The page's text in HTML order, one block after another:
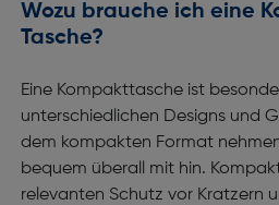
Wozu brauche ich eine
Tasche?
Eine Kompakttasche ist
unterschiedlichen Designs und
dem kompakten Format
bequem überall mit hin.
relevanten Schutz vor Kratzern